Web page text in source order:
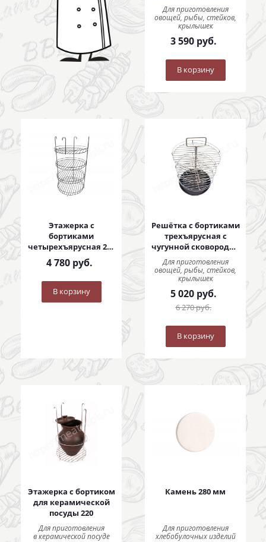
Для приготовления
овощей, рыбы, стейков,
крылышек
3 590руб.
В корзину
Этажерка с
бортиками
четырехъярусная 280
мм
4 780руб.
В корзину
Решётка с бортиками
трехъярусная с
чугунной сковородой
Для приготовления
овощей, рыбы, стейков,
крылышек
5 020руб.
6 270руб.
В корзину
Этажерка с бортиком
для керамической
посуды 220
Для приготовления
в керамической посуде
Камень 280 мм
Для приготовления
хлебобулочных изделий